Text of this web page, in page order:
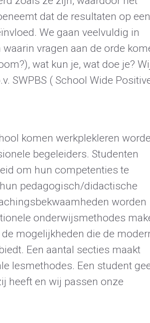
dat de resultaten op een
We gaan veelvuldig in
vragen aan de orde
wat kun je, wat doe je?
SWPBS ( School Wide
komen werkplekleren
begeleiders. Studenten
om hun competenties te
pedagogisch/didactische
worden
onderwijsmethodes
mogelijkheden die de
Een aantal secties maakt
lesmethodes. Een student
heeft en wij passen onze